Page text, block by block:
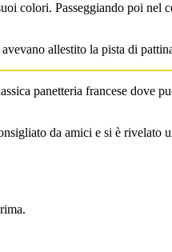
colori. Passeggiando poi nel
allestito la pista di
panetteria francese
da amici e si è